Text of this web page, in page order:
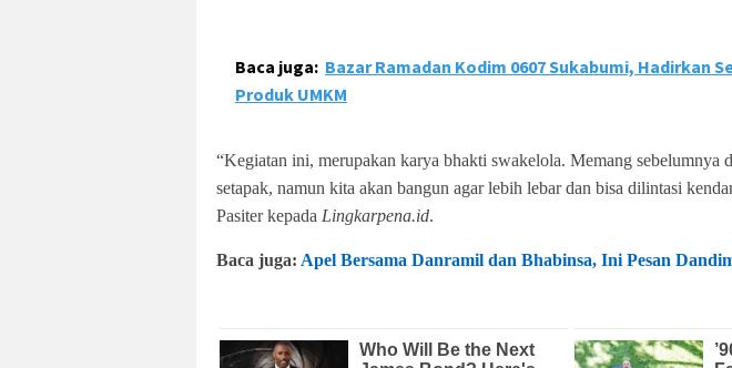
Baca juga: Bazar Ramadan Kodim 0607 Sukabumi, Hadirkan
Produk UMKM
“Kegiatan ini, merupakan karya bhakti swakelola. Memang sebelumnya
setapak, namun kita akan bangun agar lebih lebar dan bisa dilintasi
Pasiter kepada Lingkarpena.id.
Baca juga: Apel Bersama Danramil dan Bhabinsa, Ini Pesan